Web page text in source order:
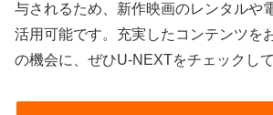
与されるため、新作映画のレンタルや
活用可能です。充実したコンテンツを
の機会に、ぜひU-NEXTをチェックし